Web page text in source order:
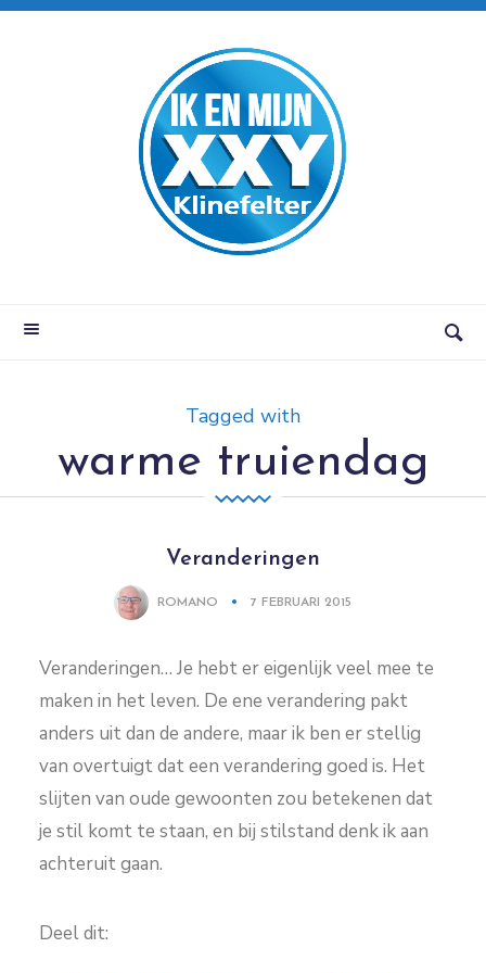
Tagged with
warme truiendag
Veranderingen
ROMANO 7 FEBRUARI 2015
Veranderingen… Je hebt er eigenlijk veel mee te
maken in het leven. De ene verandering pakt
anders uit dan de andere, maar ik ben er stellig
van overtuigt dat een verandering goed is. Het
slijten van oude gewoonten zou betekenen dat
je stil komt te staan, en bij stilstand denk ik aan
achteruit gaan.
Deel dit: